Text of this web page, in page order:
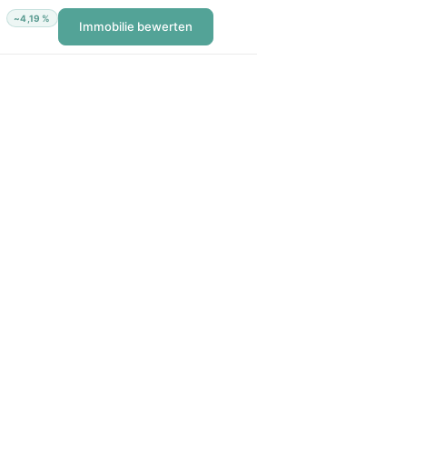
~4,19 %
Immobilie bewerten